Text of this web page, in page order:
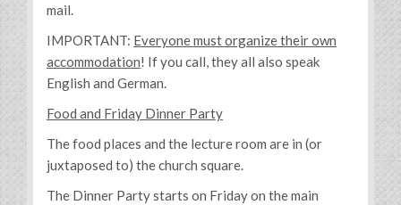
mail.
IMPORTANT: Everyone must organize their own
accommodation! If you call, they all also speak
English and German.
Food and Friday Dinner Party
The food places and the lecture room are in (or
juxtaposed to) the church square.
The Dinner Party starts on Friday on the main